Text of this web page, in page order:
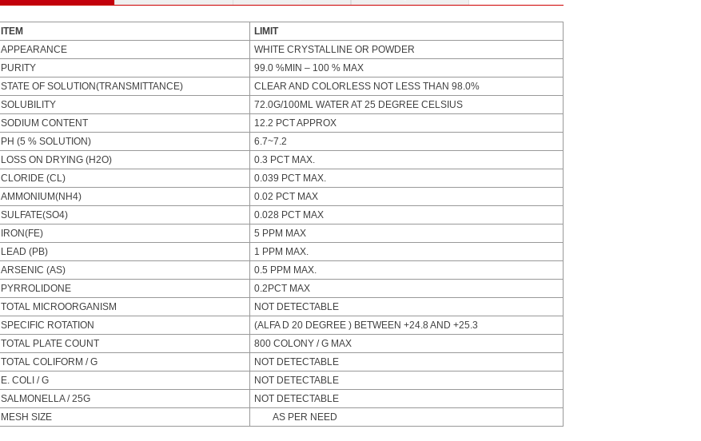
ITEM
LIMIT
APPEARANCE
WHITE CRYSTALLINE OR POWDER
PURITY
99.0 %MIN – 100 % MAX
STATE OF SOLUTION(TRANSMITTANCE)
CLEAR AND COLORLESS NOT LESS THAN 98.0%
SOLUBILITY
72.0G/100ML WATER AT 25 DEGREE CELSIUS
SODIUM CONTENT
12.2 PCT APPROX
PH (5 % SOLUTION)
6.7~7.2
LOSS ON DRYING (H2O)
0.3 PCT MAX.
CLORIDE (CL)
0.039 PCT MAX.
AMMONIUM(NH4)
0.02 PCT MAX
SULFATE(SO4)
0.028 PCT MAX
IRON(FE)
5 PPM MAX
LEAD (PB)
1 PPM MAX.
ARSENIC (AS)
0.5 PPM MAX.
PYRROLIDONE
0.2PCT MAX
TOTAL MICROORGANISM
NOT DETECTABLE
SPECIFIC ROTATION
(ALFA D 20 DEGREE ) BETWEEN +24.8 AND +25.3
TOTAL PLATE COUNT
800 COLONY / G MAX
TOTAL COLIFORM / G
NOT DETECTABLE
E. COLI / G
NOT DETECTABLE
SALMONELLA / 25G
NOT DETECTABLE
MESH SIZE
AS PER NEED